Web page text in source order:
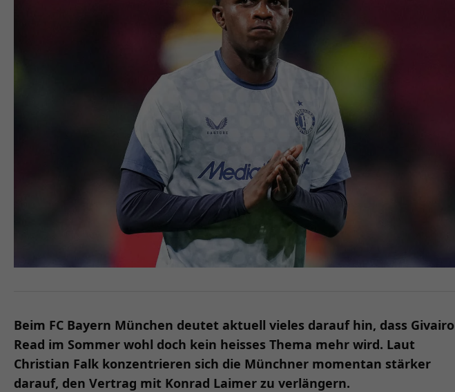
Beim FC Bayern München deutet aktuell vieles darauf hin, dass Givairo
Read im Sommer wohl doch kein heisses Thema mehr wird. Laut
Christian Falk konzentrieren sich die Münchner momentan stärker
darauf, den Vertrag mit Konrad Laimer zu verlängern.